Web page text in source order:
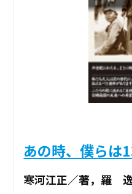
あの時、僕らは
寒河江正／著，羅